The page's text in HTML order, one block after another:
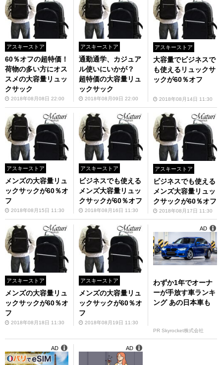
アスキーストア
60％オフの超特価！
荷物の多い方にオス
スメの大容量リュッ
クサック
2018年08月08日 22:00
アスキーストア
通勤通学、カジュア
ル使いにいかが？
超特価の大容量リュ
ックサック
2018年08月09日 22:00
アスキーストア
大容量でビジネスで
も使えるリュックサ
ックが60％オフ
2018年08月14日 11:30
アスキーストア
メンズの大容量リュ
ックサックが60％オ
フ
2018年08月15日 11:30
アスキーストア
ビジネスでも使える
メンズ大容量リュッ
クサックが60％オフ
2018年08月16日 11:30
アスキーストア
ビジネスでも使える
メンズ大容量リュッ
クサックが60％オフ
2018年08月17日 11:30
アスキーストア
メンズの大容量リュ
ックサックが60％オ
フ
2018年08月18日 11:30
アスキーストア
メンズの大容量リュ
ックサックが60％オ
フ
2018年08月19日 11:30
わずか1年でオーナ
ーが手放す車ランキ
ング あの日本車も
PR Skyrocket株式会社
AD
AD AD